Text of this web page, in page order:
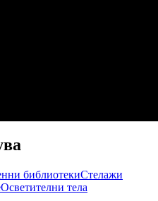
библиотекиСтелажи
Осветителни тела